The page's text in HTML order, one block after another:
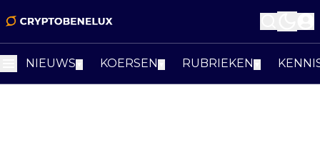
NIEUWS KOERSEN RUBRIEKEN